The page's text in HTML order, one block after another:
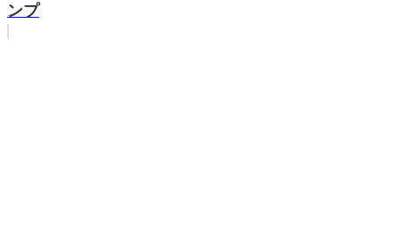
ンプ